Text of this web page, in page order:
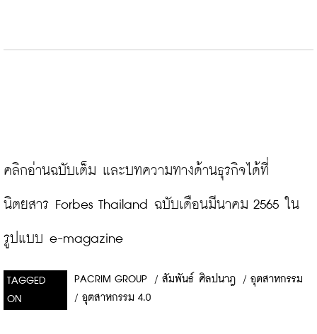
คลิกอ่านฉบับเต็ม และบทความทางด้านธุรกิจได้ที่
นิตยสาร Forbes Thailand ฉบับเดือนมีนาคม 2565 ใน
รูปแบบ e-magazine
TAGGED
ON
PACRIM GROUP / สัมพันธ์ ศิลปนาฎ / อุตสาหกรรม
/ อุตสาหกรรม 4.0